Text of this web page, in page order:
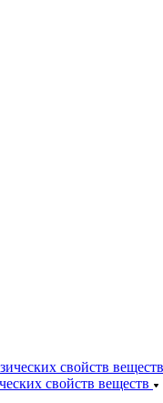
свойств веществ